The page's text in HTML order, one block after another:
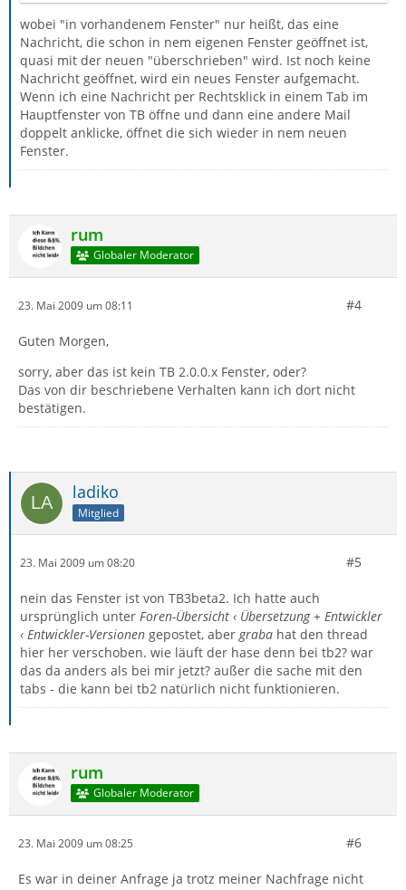
wobei "in vorhandenem Fenster" nur heißt, das eine
Nachricht, die schon in nem eigenen Fenster geöffnet ist,
quasi mit der neuen "überschrieben" wird. Ist noch keine
Nachricht geöffnet, wird ein neues Fenster aufgemacht.
Wenn ich eine Nachricht per Rechtsklick in einem Tab im
Hauptfenster von TB öffne und dann eine andere Mail
doppelt anklicke, öffnet die sich wieder in nem neuen
Fenster.
rum
Globaler Moderator
23. Mai 2009 um 08:11 #4
Guten Morgen,
sorry, aber das ist kein TB 2.0.0.x Fenster, oder?
Das von dir beschriebene Verhalten kann ich dort nicht
bestätigen.
ladiko
Mitglied
23. Mai 2009 um 08:20 #5
nein das Fenster ist von TB3beta2. Ich hatte auch
ursprünglich unter Foren-Übersicht ‹ Übersetzung + Entwickler
‹ Entwickler-Versionen gepostet, abergraba hat den thread
hier her verschoben. wie läuft der hase denn bei tb2? war
das da anders als bei mir jetzt? außer die sache mit den
tabs - die kann bei tb2 natürlich nicht funktionieren.
rum
Globaler Moderator
23. Mai 2009 um 08:25 #6
Es war in deiner Anfrage ja trotz meiner Nachfrage nicht